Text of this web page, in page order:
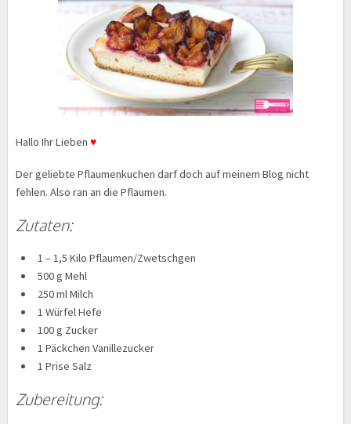
Hallo Ihr Lieben ♥
Der geliebte Pflaumenkuchen darf doch auf meinem Blog nicht
fehlen. Also ran an die Pflaumen.
Zutaten:
1 – 1,5 Kilo Pflaumen/Zwetschgen
500 g Mehl
250 ml Milch
1 Würfel Hefe
100 g Zucker
1 Päckchen Vanillezucker
1 Prise Salz
Zubereitung: